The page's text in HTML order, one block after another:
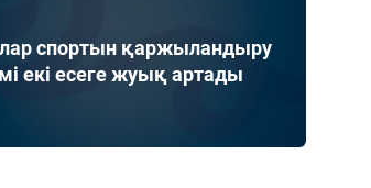
спортын қаржыландыру
екі есеге жуық артады